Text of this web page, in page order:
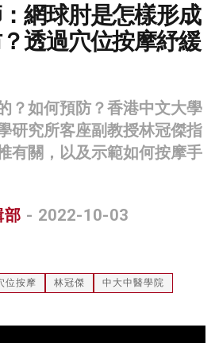
網球肘是怎樣形成
透過穴位按摩紓緩
？如何預防？香港中文大學
研究所客座副教授林冠傑指
有關，以及示範如何按摩手
部 - 2022-10-03
位按摩 林冠傑
中大中醫學院